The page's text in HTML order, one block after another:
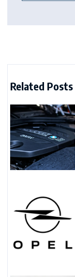
Related Posts